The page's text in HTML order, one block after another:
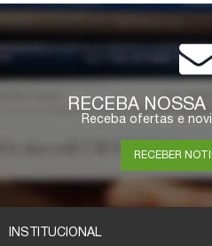
RECEBA
Receba ofertas e
RECEBER
INSTITUCIONAL